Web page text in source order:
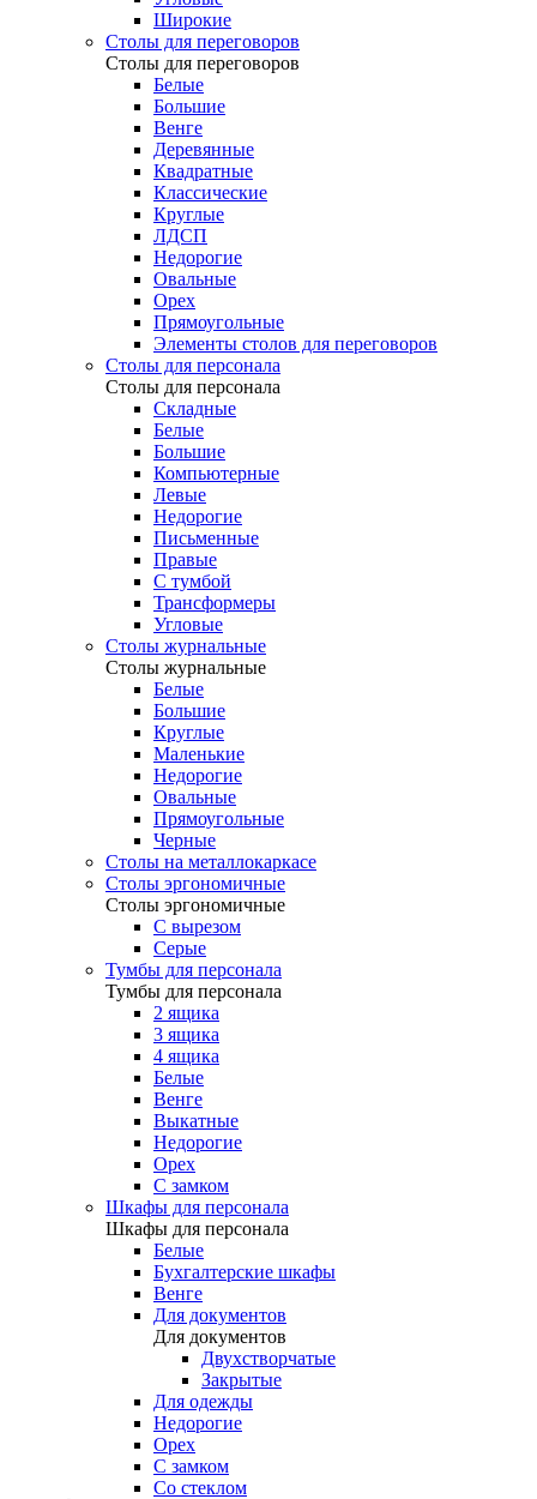
Широкие
Столы для переговоров
Столы для переговоров
Белые
Большие
Венге
Деревянные
Квадратные
Классические
Круглые
ЛДСП
Недорогие
Овальные
Орех
Прямоугольные
Элементы столов для переговоров
Столы для персонала
Столы для персонала
Cкладные
Белые
Большие
Компьютерные
Левые
Недорогие
Письменные
Правые
С тумбой
Трансформеры
Угловые
Столы журнальные
Столы журнальные
Белые
Большие
Круглые
Маленькие
Недорогие
Овальные
Прямоугольные
Черные
Столы на металлокаркасе
Столы эргономичные
Столы эргономичные
С вырезом
Серые
Тумбы для персонала
Тумбы для персонала
2 ящика
3 ящика
4 ящика
Белые
Венге
Выкатные
Недорогие
Орех
С замком
Шкафы для персонала
Шкафы для персонала
Белые
Бухгалтерские шкафы
Венге
Для документов
Для документов
Двухстворчатые
Закрытые
Для одежды
Недорогие
Орех
С замком
Со стеклом